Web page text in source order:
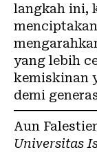
langkah ini,
yang lebih
kemiskinan
demi
Aun
Universitas